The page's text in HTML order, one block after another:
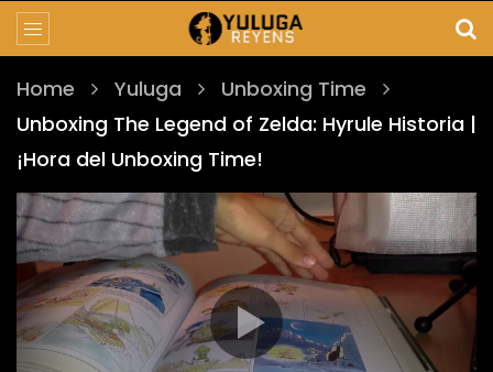
Home Yuluga
Unboxing Time
Unboxing The Legend of Zelda: Hyrule Historia |
¡Hora del Unboxing Time!